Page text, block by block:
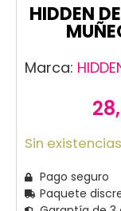
HIDDEN
Marca:
Sin existencias
Pago seguro
Paquete